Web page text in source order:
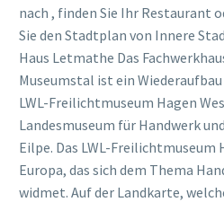
nach , finden Sie Ihr Restaurant
Sie den Stadtplan von Innere
Haus Letmathe Das
Museumstal ist ein
LWL-Freilichtmuseum Hagen
Landesmuseum für Handwerk
Eilpe. Das LWL-Freilichtmuseum
Europa, das sich dem Thema
widmet. Auf der Landkarte,